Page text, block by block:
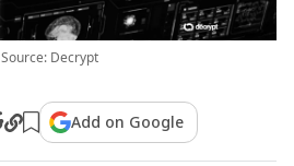
Source: Decrypt
Add on Google